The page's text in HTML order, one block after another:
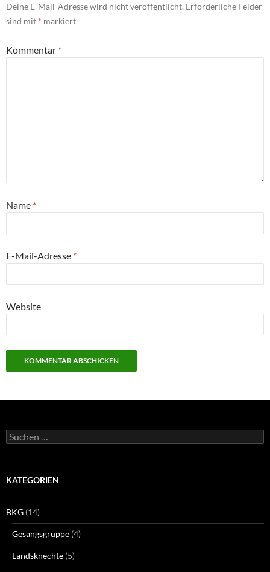
Deine E-Mail-Adresse wird nicht veröffentlicht. Erforderliche Felder
sind mit * markiert
Kommentar *
Name *
E-Mail-Adresse *
Website
Suchen
nach:
KATEGORIEN
BKG (14)
Gesangsgruppe (4)
Landsknechte (5)